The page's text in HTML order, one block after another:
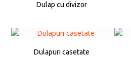
Dulap cu divizor
Dulapuri casetate